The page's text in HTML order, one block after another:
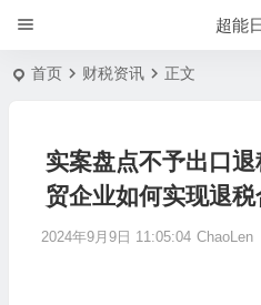
超能
首页 财税资讯 正文
实案盘点不予出口
贸企业如何实现退税
2024年9月9日 11:05:04 ChaoLen